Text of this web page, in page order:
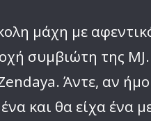
μάχη με
συμβιώτη της
Άντε, αν
και θα είχα